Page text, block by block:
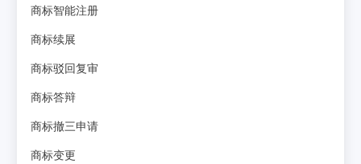
商标智能注册
商标续展
商标驳回复审
商标答辩
商标撤三申请
商标变更